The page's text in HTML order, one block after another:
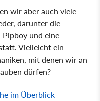
wir aber auch viele
darunter die
und eine
Vielleicht ein
mit denen wir an
dürfen?
im Überblick